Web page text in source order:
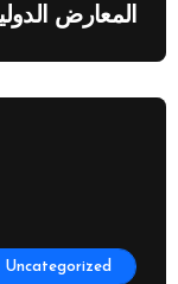
المعارض
Uncategorized